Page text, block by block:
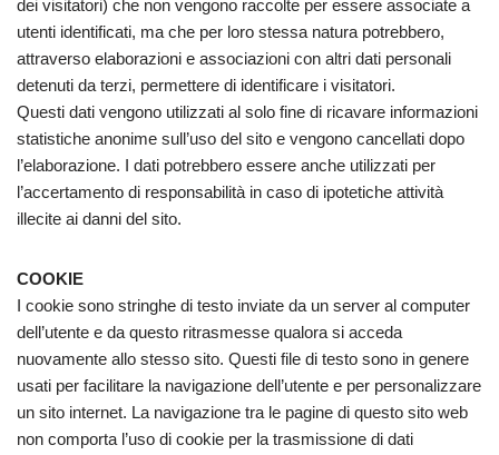
dei visitatori) che non vengono raccolte per essere associate a
utenti identificati, ma che per loro stessa natura potrebbero,
attraverso elaborazioni e associazioni con altri dati personali
detenuti da terzi, permettere di identificare i visitatori.
Questi dati vengono utilizzati al solo fine di ricavare informazioni
statistiche anonime sull’uso del sito e vengono cancellati dopo
l’elaborazione. I dati potrebbero essere anche utilizzati per
l’accertamento di responsabilità in caso di ipotetiche attività
illecite ai danni del sito.
COOKIE
I cookie sono stringhe di testo inviate da un server al computer
dell’utente e da questo ritrasmesse qualora si acceda
nuovamente allo stesso sito. Questi file di testo sono in genere
usati per facilitare la navigazione dell’utente e per personalizzare
un sito internet. La navigazione tra le pagine di questo sito web
non comporta l’uso di cookie per la trasmissione di dati